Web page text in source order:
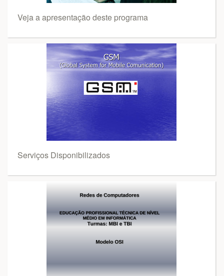
Veja a apresentação deste programa
Serviços Disponibilizados